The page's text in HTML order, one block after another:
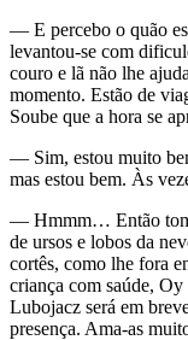
— E percebo o quão
levantou-se com
couro e lã não lhe
momento. Estão de
Soube que a hora se
— Sim, estou muito
mas estou bem. Às
— Hmmm… Então
de ursos e lobos da
cortês, como lhe fora
criança com saúde,
Lubojacz será em
presença. Ama-as